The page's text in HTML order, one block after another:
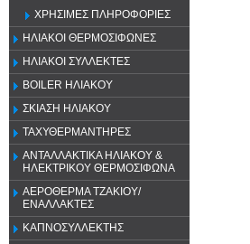
ΧΡΗΣΙΜΕΣ ΠΛΗΡΟΦΟΡΙΕΣ
ΗΛΙΑΚΟΙ ΘΕΡΜΟΣΙΦΩΝΕΣ
ΗΛΙΑΚΟΙ ΣΥΛΛΕΚΤΕΣ
BOILER ΗΛΙΑΚΟΥ
ΣΚΙΑΣΗ ΗΛΙΑΚΟΥ
ΤΑΧΥΘΕΡΜΑΝΤΗΡΕΣ
ΑΝΤΑΛΛΑΚΤΙΚΑ ΗΛΙΑΚΟΥ &
ΗΛΕΚΤΡΙΚΟΥ ΘΕΡΜΟΣΙΦΩΝΑ
ΑΕΡΟΘΕΡΜΑ ΤΖΑΚΙΟΥ/
ΕΝΑΛΛΑΚΤΕΣ
ΚΑΠΝΟΣΥΛΛΕΚΤΗΣ